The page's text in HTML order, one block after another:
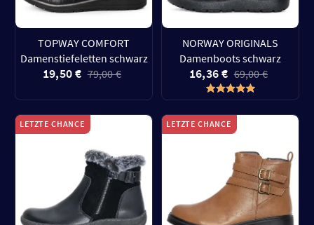
TOPWAY COMFORT
Damenstiefeletten schwarz
19,50 € 79,00 €
NORWAY ORIGINALS
Damenboots schwarz
16,36 € 69,00 €
LETZTE CHANCE LETZTE CHANCE